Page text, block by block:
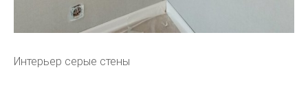
Интерьер серые стены